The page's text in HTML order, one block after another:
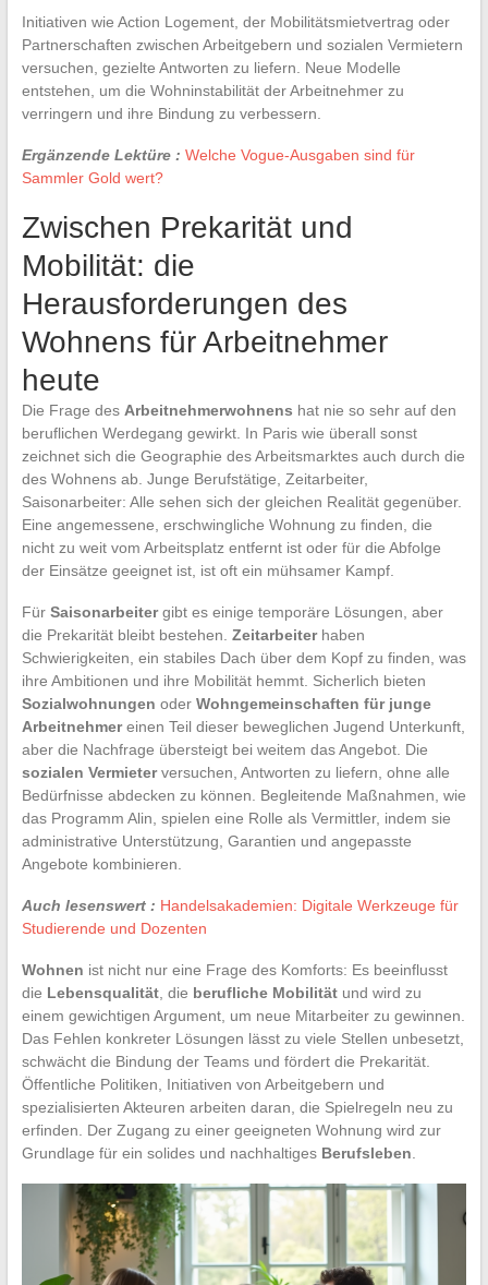
Initiativen wie Action Logement, der Mobilitätsmietvertrag oder
Partnerschaften zwischen Arbeitgebern und sozialen Vermietern
versuchen, gezielte Antworten zu liefern. Neue Modelle
entstehen, um die Wohninstabilität der Arbeitnehmer zu
verringern und ihre Bindung zu verbessern.
Ergänzende Lektüre : Welche Vogue-Ausgaben sind für
Sammler Gold wert?
Zwischen Prekarität und
Mobilität: die
Herausforderungen des
Wohnens für Arbeitnehmer
heute
Die Frage des Arbeitnehmerwohnens hat nie so sehr auf den
beruflichen Werdegang gewirkt. In Paris wie überall sonst
zeichnet sich die Geographie des Arbeitsmarktes auch durch die
des Wohnens ab. Junge Berufstätige, Zeitarbeiter,
Saisonarbeiter: Alle sehen sich der gleichen Realität gegenüber.
Eine angemessene, erschwingliche Wohnung zu finden, die
nicht zu weit vom Arbeitsplatz entfernt ist oder für die Abfolge
der Einsätze geeignet ist, ist oft ein mühsamer Kampf.
Für Saisonarbeitergibt es einige temporäre Lösungen, aber
die Prekarität bleibt bestehen. Zeitarbeiterhaben
Schwierigkeiten, ein stabiles Dach über dem Kopf zu finden, was
ihre Ambitionen und ihre Mobilität hemmt. Sicherlich bieten
Sozialwohnungen oder Wohngemeinschaften für junge
Arbeitnehmereinen Teil dieser beweglichen Jugend Unterkunft,
aber die Nachfrage übersteigt bei weitem das Angebot. Die
sozialen Vermieterversuchen, Antworten zu liefern, ohne alle
Bedürfnisse abdecken zu können. Begleitende Maßnahmen, wie
das Programm Alin, spielen eine Rolle als Vermittler, indem sie
administrative Unterstützung, Garantien und angepasste
Angebote kombinieren.
Auch lesenswert : Handelsakademien: Digitale Werkzeuge für
Studierende und Dozenten
Wohnen ist nicht nur eine Frage des Komforts: Es beeinflusst
die Lebensqualität, die berufliche Mobilitätund wird zu
einem gewichtigen Argument, um neue Mitarbeiter zu gewinnen.
Das Fehlen konkreter Lösungen lässt zu viele Stellen unbesetzt,
schwächt die Bindung der Teams und fördert die Prekarität.
Öffentliche Politiken, Initiativen von Arbeitgebern und
spezialisierten Akteuren arbeiten daran, die Spielregeln neu zu
erfinden. Der Zugang zu einer geeigneten Wohnung wird zur
Grundlage für ein solides und nachhaltiges Berufsleben